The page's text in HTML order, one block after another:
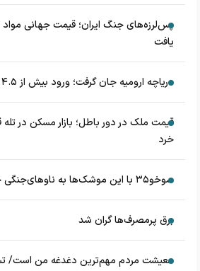
پس‌لرزه‌های جنگ ایران؛ قیمت جهانی
یافت
دریاچه ارومیه جان گرفت؛ ورود بیش از ۴.۵ میلیارد مترمکعب آب
قیمت ملک در دور باطل؛ بازار مسکن در
خرد
سوخو۳۵ با این موشک‌ها به ناوهای‌جنگی حمله می‌کند
برق پرمصرف‌ها گران شد
معیشت مردم مهم‌ترین دغدغه من است/